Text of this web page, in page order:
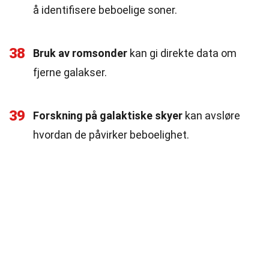
å identifisere beboelige soner.
38 Bruk av romsonder kan gi direkte data om
fjerne galakser.
39 Forskning på galaktiske skyer kan avsløre
hvordan de påvirker beboelighet.